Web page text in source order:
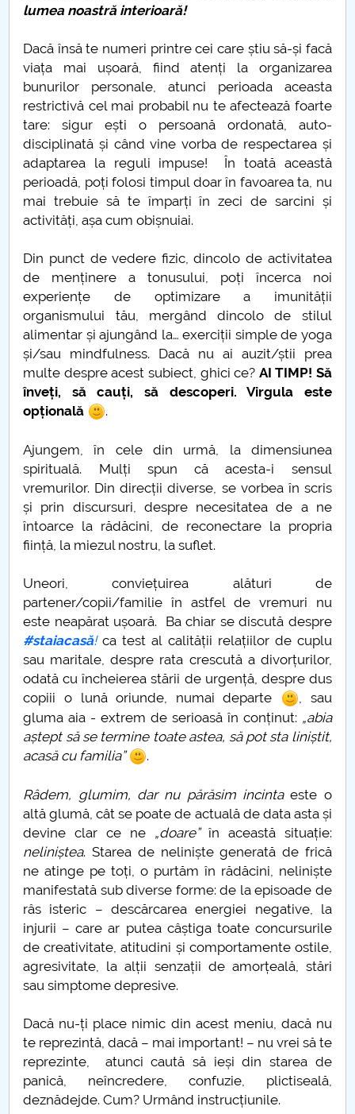
lumea noastră interioară!
Dacă însă te numeri printre cei care știu să-și facă
viața mai ușoară, fiind atenți la organizarea
bunurilor personale, atunci perioada aceasta
restrictivă cel mai probabil nu te afectează foarte
tare: sigur ești o persoană ordonată, auto-
disciplinată și când vine vorba de respectarea și
adaptarea la reguli impuse! În toată această
perioadă, poți folosi timpul doar în favoarea ta, nu
mai trebuie să te împarți în zeci de sarcini și
activități, așa cum obișnuiai.
Din punct de vedere fizic, dincolo de activitatea
de menținere a tonusului, poți încerca noi
experiențe de optimizare a imunității
organismului tău, mergând dincolo de stilul
alimentar și ajungând la… exerciții simple de yoga
și/sau mindfulness. Dacă nu ai auzit/știi prea
multe despre acest subiect, ghici ce? AI TIMP! Să
înveți, să cauți, să descoperi. Virgula este
opțională
.
Ajungem, în cele din urmă, la dimensiunea
spirituală. Mulți spun că acesta-i sensul
vremurilor. Din direcții diverse, se vorbea în scris
și prin discursuri, despre necesitatea de a ne
întoarce la rădăcini, de reconectare la propria
ființă, la miezul nostru, la suflet.
Uneori, conviețuirea alături de
partener/copii/familie în astfel de vremuri nu
este neapărat ușoară. Ba chiar se discută despre
#staiacasă!ca test al calității relațiilor de cuplu
sau maritale, despre rata crescută a divorțurilor,
odată cu încheierea stării de urgență, despre dus
copiii o lună oriunde, numai departe
, sau
gluma aia - extrem de serioasă în conținut: „abia
aștept să se termine toate astea, să pot sta liniștit,
acasă cu familia”
.
Râdem, glumim, dar nu părăsim incintaeste o
altă glumă, cât se poate de actuală de data asta și
devine clar ce ne „doare”în această situație:
neliniștea. Starea de neliniște generată de frică
ne atinge pe toți, o purtăm în rădăcini, neliniște
manifestată sub diverse forme: de la episoade de
râs isteric – descărcarea energiei negative, la
injurii – care ar putea câștiga toate concursurile
de creativitate, atitudini și comportamente ostile,
agresivitate, la alții senzații de amorțeală, stări
sau simptome depresive.
Dacă nu-ți place nimic din acest meniu, dacă nu
te reprezintă, dacă – mai important! – nu vrei să te
reprezinte, atunci caută să ieși din starea de
panică, neîncredere, confuzie, plictiseală,
deznădejde. Cum? Urmând instrucțiunile.